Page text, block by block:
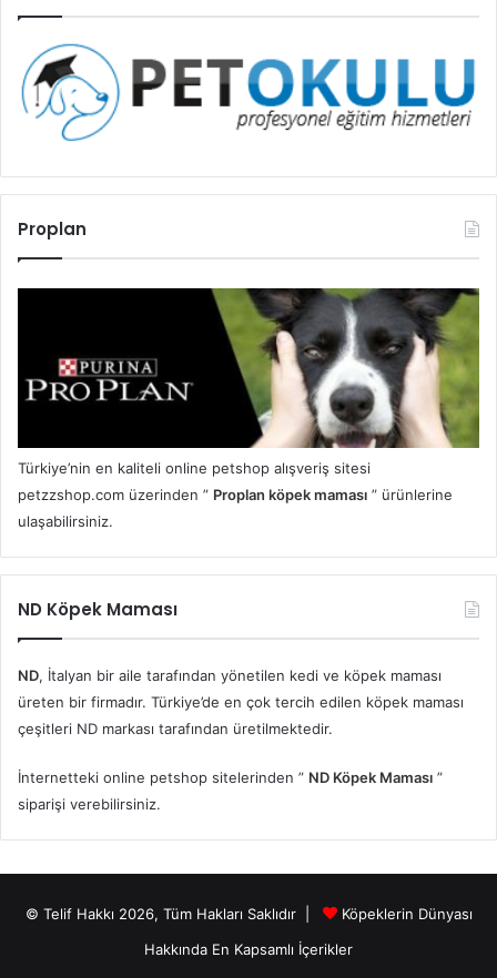
Proplan
Türkiye’nin en kaliteli online petshop alışveriş sitesi
petzzshop.com üzerinden ” Proplan köpek maması ” ürünlerine
ulaşabilirsiniz.
ND Köpek Maması
ND, İtalyan bir aile tarafından yönetilen kedi ve köpek maması
üreten bir firmadır. Türkiye’de en çok tercih edilen köpek maması
çeşitleri ND markası tarafından üretilmektedir.
İnternetteki online petshop sitelerinden ” ND Köpek Maması ”
siparişi verebilirsiniz.
© Telif Hakkı 2026, Tüm Hakları Saklıdır |
Köpeklerin Dünyası
Hakkında En Kapsamlı İçerikler